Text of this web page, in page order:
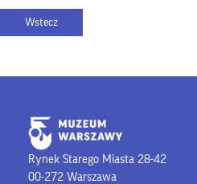
Rynek Starego Miasta 28-42
00-272 Warszawa